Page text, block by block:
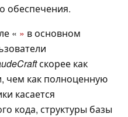
обеспечения.
« » в основном
скорее как
чем как полноценную
касается
кода, структуры базы